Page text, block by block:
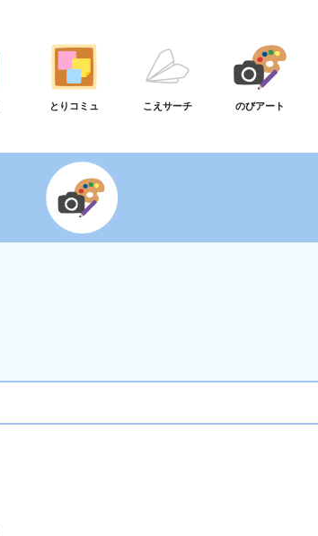
とりコミュ こえサーチ のびアート